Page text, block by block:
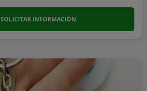
SOLICITAR INFORMACIÓN